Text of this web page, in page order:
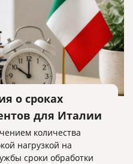
о сроках
для Италии
количества
нагрузкой на
сроки обработки